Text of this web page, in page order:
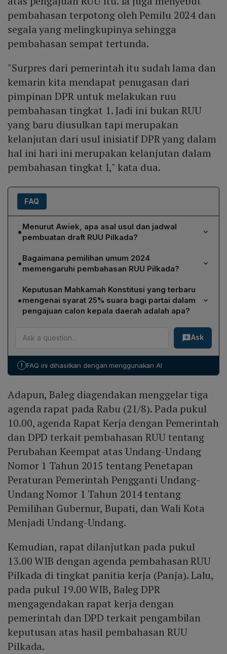
pembahasan terpotong oleh Pemilu 2024 dan
segala yang melingkupinya sehingga
pembahasan sempat tertunda.
"Surpres dari pemerintah itu sudah lama dan
kemarin kita mendapat penugasan dari
pimpinan DPR untuk melakukan ruu
pembahasan tingkat 1. Jadi ini bukan RUU
yang baru diusulkan tapi merupakan
kelanjutan dari usul inisiatif DPR yang dalam
hal ini hari ini merupakan kelanjutan dalam
pembahasan tingkat I," kata dua.
FAQ
•Menurut Awiek, apa asal usul dan jadwal
pembuatan draft RUU Pilkada?
Awiek menjelaskan bahwa RUU Pilkada merupakan usul
inisiatif DPR, bukan rancangan mendadak. Proses
perancangan dimulai pada 23 Oktober 2023 dan sejak
itu telah berada dalam lingkup kerja DPR. Draft tersebut
baru masuk ke DPR sehingga membutuhkan penjelasan
resmi sebelum dibahas lebih lanjut.
•Bagaimana pemilihan umum 2024
memengaruhi pembahasan RUU Pilkada?
Pembahasan RUU Pilkada sempat terhenti karena
pemilu 2024 dan seluruh dinamika yang menyertainya.
Menurut Awiek, agenda legislatif harus menyesuaikan
prioritas dengan tahapan pemilu, sehingga diskusi
tingkat I RUU Pilkada ditunda hingga pasca pemilihan.
•
Keputusan Mahkamah Konstitusi yang terbaru
mengenai syarat 25% suara bagi partai dalam
pengajuan calon kepala daerah adalah apa?
Mahkamah Konstitusi memutus bahwa ketentuan Pasal
40 ayat (3) UU Pilkada yang mengharuskan partai
politik atau gabungan partai memiliki minimal 25% suara
inkonstitusional. MK berpendapat syarat tersebut
mengusulkan calon berdasarkan Pasal 40 ayat (1) yang
telah dimaknai oleh Mahkamah.
Ask
! FAQ ini dihasilkan dengan menggunakan AI
Adapun, Baleg diagendakan menggelar tiga
agenda rapat pada Rabu (21/8). Pada pukul
10.00, agenda Rapat Kerja dengan Pemerintah
dan DPD terkait pembahasan RUU tentang
Perubahan Keempat atas Undang-Undang
Nomor 1 Tahun 2015 tentang Penetapan
Peraturan Pemerintah Pengganti Undang-
Undang Nomor 1 Tahun 2014 tentang
Pemilihan Gubernur, Bupati, dan Wali Kota
Menjadi Undang-Undang.
Kemudian, rapat dilanjutkan pada pukul
13.00 WIB dengan agenda pembahasan RUU
Pilkada di tingkat panitia kerja (Panja). Lalu,
pada pukul 19.00 WIB, Baleg DPR
mengagendakan rapat kerja dengan
pemerintah dan DPD terkait pengambilan
keputusan atas hasil pembahasan RUU
Pilkada.